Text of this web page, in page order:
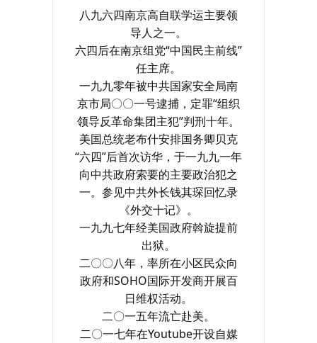
八九六四南京高自联学运主要领
导人之一。
六四后在南京组党“中国民主前线”
任主席。
一九九零年被中共国家安全局南
京市局〇〇一号逮捕，定罪“组织
领导反革命集团主犯”判刑十年。
美国总统老布什安排国务卿贝克
“六四”后首次访华，于一九九一年
向中共政府索要的主要政治犯之
一。参见中共外长钱其琛回忆录
《外交十记》。
一九九七年经美国政府斡旋提前
出狱。
二〇〇八年，率所在小区民众向
政府和SOHO国际开发商开展百
日维权活动。
二〇一五年流亡赴美。
二〇一七年在Youtube开设自媒